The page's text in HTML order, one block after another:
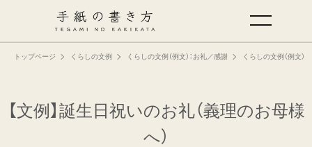
トップページ くらしの文例 くらしの文例（例文）：お礼／感謝 くらしの文例（例文）
【文例】誕生日祝いのお礼（義理のお母様
へ）
手紙の基本
仕事の手紙の書き方